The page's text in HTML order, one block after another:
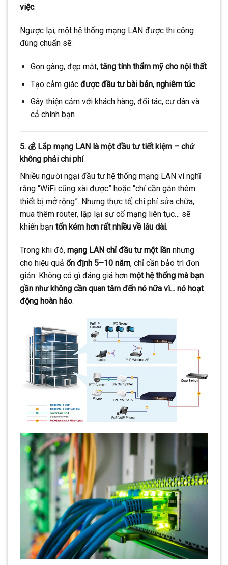
việc.
Ngược lại, một hệ thống mạng LAN được thi công
đúng chuẩn sẽ:
Gọn gàng, đẹp mắt, tăng tính thẩm mỹ cho nội thất
Tạo cảm giác được đầu tư bài bản, nghiêm túc
Gây thiện cảm với khách hàng, đối tác, cư dân và
cả chính bạn
5. 💰 Lắp mạng LAN là một đầu tư tiết kiệm – chứ
không phải chi phí
Nhiều người ngại đầu tư hệ thống mạng LAN vì nghĩ
rằng “WiFi cũng xài được” hoặc “chỉ cần gắn thêm
thiết bị mở rộng”. Nhưng thực tế, chi phí sửa chữa,
mua thêm router, lặp lại sự cố mạng liên tục… sẽ
khiến bạn tốn kém hơn rất nhiều về lâu dài.
Trong khi đó, mạng LAN chỉ đầu tư một lần nhưng
cho hiệu quả ổn định 5–10 năm, chỉ cần bảo trì đơn
giản. Không có gì đáng giá hơn một hệ thống mà bạn
gần như không cần quan tâm đến nó nữa vì… nó hoạt
động hoàn hảo.